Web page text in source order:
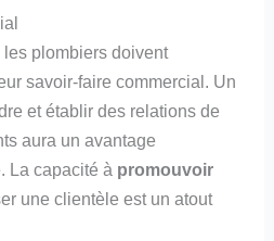
plombiers doivent
savoir-faire commercial. Un
et établir des relations de
aura un avantage
La capacité à promouvoir
une clientèle est un atout